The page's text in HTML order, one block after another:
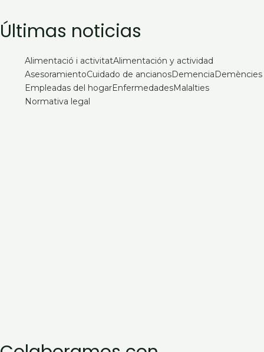
Últimas noticias
Alimentació i activitatAlimentación y actividad
AsesoramientoCuidado de ancianosDemenciaDemències
Empleadas del hogarEnfermedadesMalalties
Normativa legal